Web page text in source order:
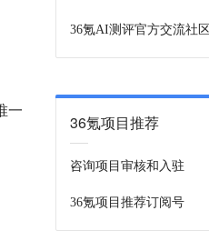
一
36氪AI测评官方交流社区
36氪项目推荐
咨询项目审核和入驻
36氪项目推荐订阅号